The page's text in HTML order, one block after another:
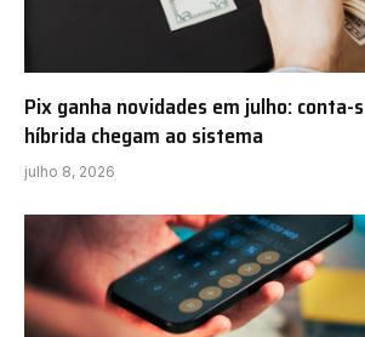
Pix ganha novidades em julho: conta-
híbrida chegam ao sistema
julho 8, 2026